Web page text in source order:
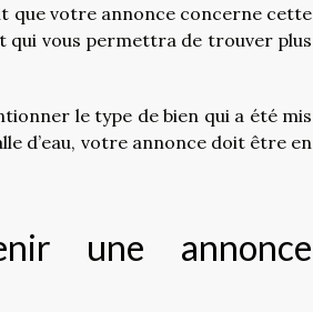
que votre annonce concerne cette
qui vous permettra de trouver plus
le type de bien qui a été mis
d’eau, votre annonce doit être en
une annonce